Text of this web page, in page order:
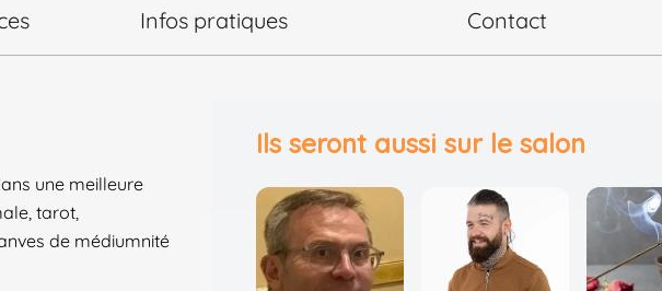
Infos pratiques Contact
une meilleure
tarot,
de médiumnité
Ils seront aussi sur le salon